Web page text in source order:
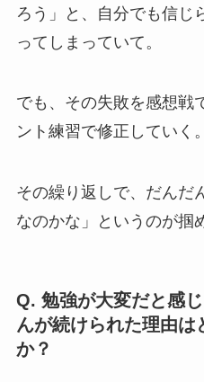
ろう」と、自分でも信じ
ってしまっていて。
でも、その失敗を感想戦
ント練習で修正していく。
その繰り返しで、だんだ
なのかな」というのが掴
Q. 勉強が大変だと感
んが続けられた理由は
か？